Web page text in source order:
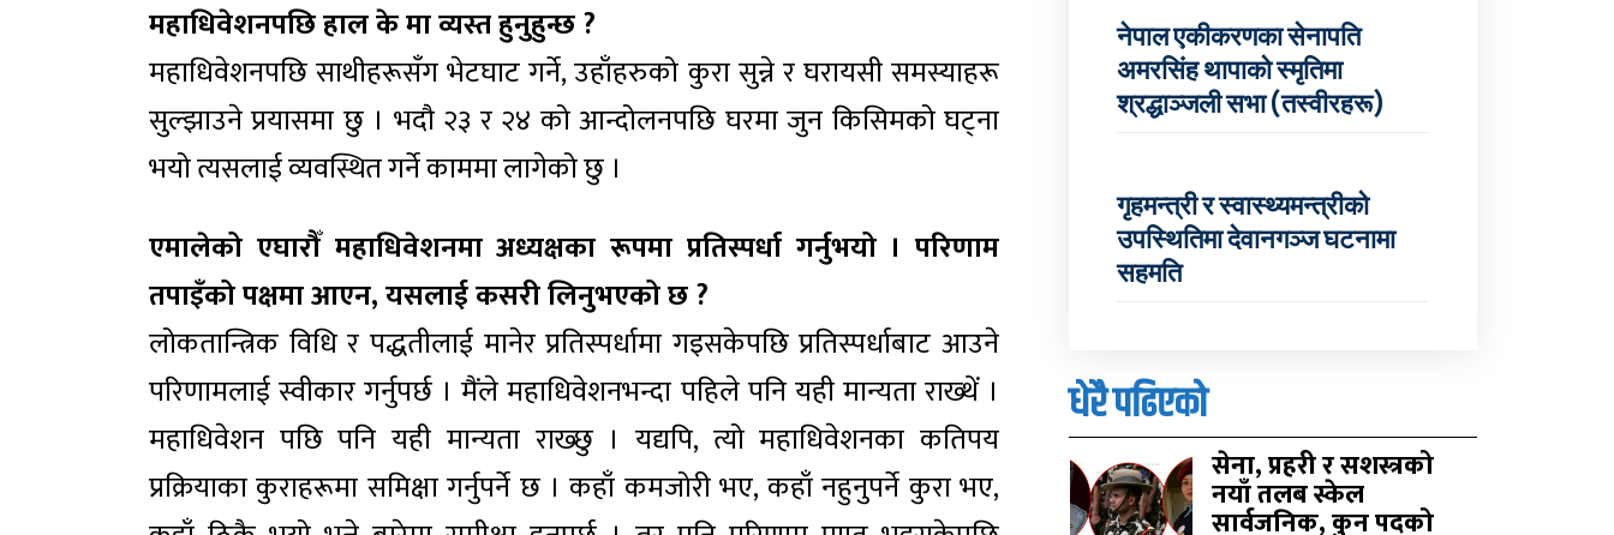
महाधिवेशनपछि हाल के मा व्यस्त हुनुहुन्छ ?
महाधिवेशनपछि साथीहरूसँग भेटघाट गर्ने, उहाँहरुको कुरा सुन्ने र घरायसी समस्याहरू
सुल्झाउने प्रयासमा छु । भदौ २३ र २४ को आन्दोलनपछि घरमा जुन किसिमको घट्ना
भयो त्यसलाई व्यवस्थित गर्ने काममा लागेको छु ।
एमालेको एघारौँ महाधिवेशनमा अध्यक्षका रूपमा प्रतिस्पर्धा गर्नुभयो । परिणाम
तपाइँको पक्षमा आएन, यसलाई कसरी लिनुभएको छ ?
लोकतान्त्रिक विधि र पद्धतीलाई मानेर प्रतिस्पर्धामा गइसकेपछि प्रतिस्पर्धाबाट आउने
परिणामलाई स्वीकार गर्नुपर्छ । मैंले महाधिवेशनभन्दा पहिले पनि यही मान्यता राख्थें ।
महाधिवेशन पछि पनि यही मान्यता राख्छु । यद्यपि, त्यो महाधिवेशनका कतिपय
प्रक्रियाका कुराहरूमा समिक्षा गर्नुपर्ने छ । कहाँ कमजोरी भए, कहाँ नहुनुपर्ने कुरा भए,
नेपाल एकीकरणका सेनापति
अमरसिंह थापाको स्मृतिमा
श्रद्धाञ्जली सभा (तस्वीरहरू)
गृहमन्त्री र स्वास्थ्यमन्त्रीको
उपस्थितिमा देवानगञ्ज घटनामा
सहमति
धेरै पढिएको
सेना, प्रहरी र सशस्त्रको
नयाँ तलब स्केल
सार्वजनिक, कुन पदको